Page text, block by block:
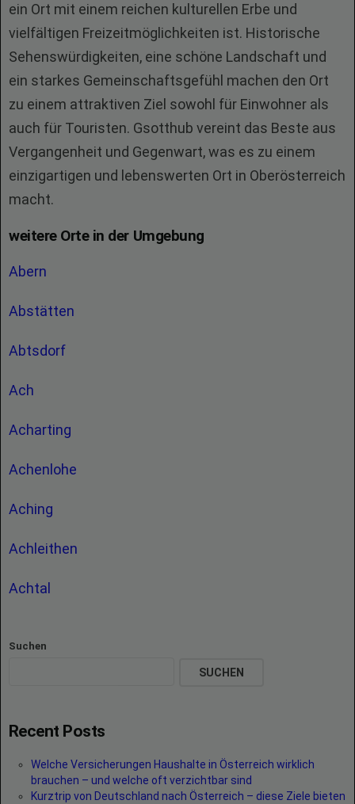
ein Ort mit einem reichen kulturellen Erbe und
vielfältigen Freizeitmöglichkeiten ist. Historische
Sehenswürdigkeiten, eine schöne Landschaft und
ein starkes Gemeinschaftsgefühl machen den Ort
zu einem attraktiven Ziel sowohl für Einwohner als
auch für Touristen. Gsotthub vereint das Beste aus
Vergangenheit und Gegenwart, was es zu einem
einzigartigen und lebenswerten Ort in Oberösterreich
macht.
weitere Orte in der Umgebung
Abern
Abstätten
Abtsdorf
Ach
Acharting
Achenlohe
Aching
Achleithen
Achtal
Suchen
SUCHEN
Recent Posts
Welche Versicherungen Haushalte in Österreich wirklich
brauchen – und welche oft verzichtbar sind
Kurztrip von Deutschland nach Österreich – diese Ziele bieten